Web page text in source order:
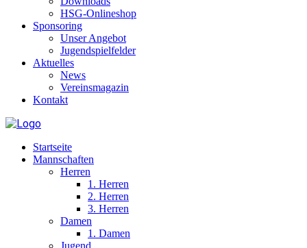
HSG-Onlineshop
Sponsoring
Unser Angebot
Jugendspielfelder
Aktuelles
News
Vereinsmagazin
Kontakt
Startseite
Mannschaften
Herren
1. Herren
2. Herren
3. Herren
Damen
1. Damen
Jugend